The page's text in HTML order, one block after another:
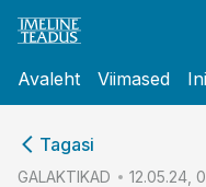
Avaleht Viimased
Tagasi
GALAKTIKAD 12.05.24,